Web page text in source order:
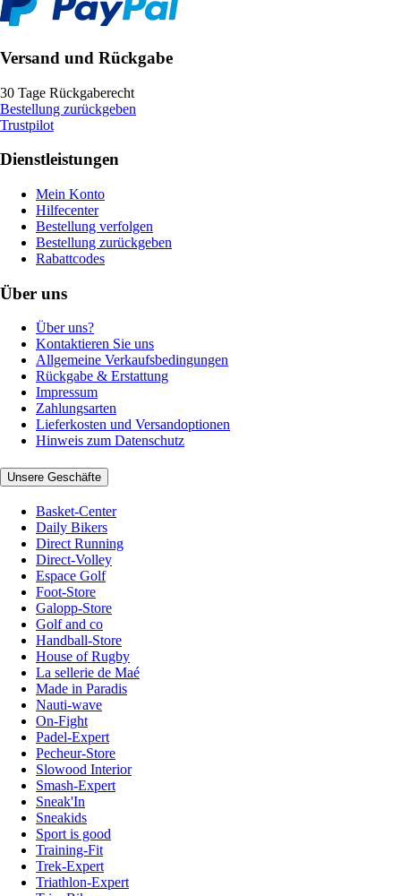
Versand und Rückgabe
30 Tage Rückgaberecht
Bestellung zurückgeben
Trustpilot
Dienstleistungen
Mein Konto
Hilfecenter
Bestellung verfolgen
Bestellung zurückgeben
Rabattcodes
Über uns
Über uns?
Kontaktieren Sie uns
Allgemeine Verkaufsbedingungen
Rückgabe & Erstattung
Impressum
Zahlungsarten
Lieferkosten und Versandoptionen
Hinweis zum Datenschutz
Unsere Geschäfte
Basket-Center
Daily Bikers
Direct Running
Direct-Volley
Espace Golf
Foot-Store
Galopp-Store
Golf and co
Handball-Store
House of Rugby
La sellerie de Maé
Made in Paradis
Nauti-wave
On-Fight
Padel-Expert
Pecheur-Store
Slowood Interior
Smash-Expert
Sneak'In
Sneakids
Sport is good
Training-Fit
Trek-Expert
Triathlon-Expert